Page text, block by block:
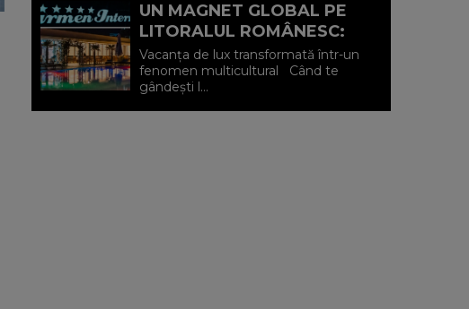
UN MAGNET GLOBAL PE
LITORALUL ROMÂNESC:
HOTEL CARMEN
INTERNATIONAL 5★ DIN
VENUS (P)
Vacanța de lux transformată într-un
fenomen multicultural Când te
gândești l...